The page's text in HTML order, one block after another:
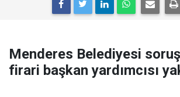
Menderes Belediyesi
firari başkan yardımcısı